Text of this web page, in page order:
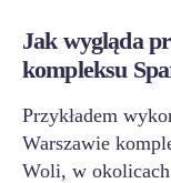
Jak wygląda
kompleksu
Przykładem
Warszawie
Woli, w